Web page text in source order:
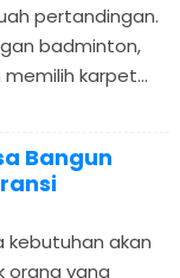
pertandingan.
badminton,
karpet...
Bangun
kebutuhan akan
orang yang